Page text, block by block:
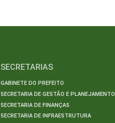
SECRETARIAS
GABINETE DO PREFEITO
SECRETARIA DE GESTÃO E PLANEJAMENTO
SECRETARIA DE FINANÇAS
SECRETARIA DE INFRAESTRUTURA